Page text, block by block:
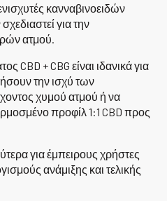
κανναβινοειδών
για την
ατμού.
CBD + CBG είναι ιδανικά για
την ισχύ των
χυμού ατμού ή να
προφίλ 1:1 CBD προς
για έμπειρους χρήστες
ανάμιξης και τελικής